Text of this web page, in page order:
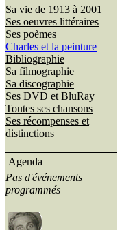
Sa vie de 1913 à 2001
Ses oeuvres littéraires
Ses poèmes
Charles et la peinture
Bibliographie
Sa filmographie
Sa discographie
Ses DVD et BluRay
Toutes ses chansons
Ses récompenses et
distinctions
Agenda
Pas d'événements
programmés